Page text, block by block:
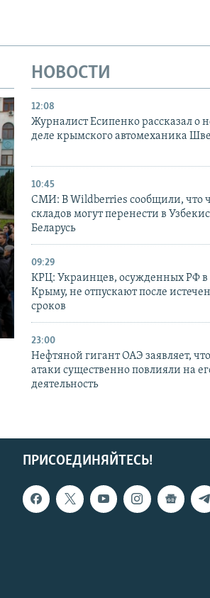
НОВОСТИ
12:08
Журналист Есипенко рассказал о
деле крымского автомеханика
10:45
СМИ: В Wildberries сообщили, что
складов могут перенести в
Беларусь
09:29
КРЦ: Украинцев, осужденных РФ в
Крыму, не отпускают после
сроков
23:00
Нефтяной гигант ОАЭ заявляет, что
атаки существенно повлияли на
деятельность
ПРИСОЕДИНЯЙТЕСЬ!